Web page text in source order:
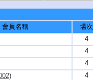
會員名稱 場次
4
4
4
4